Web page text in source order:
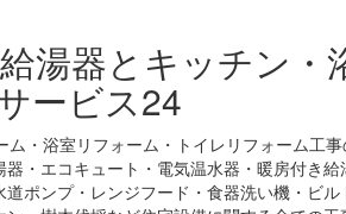
湯器とキッチン・
ービス24
・浴室リフォーム・トイレリフォーム工
・エコキュート・電気温水器・暖房付き
ポンプ・レンジフード・食器洗い機・ビル